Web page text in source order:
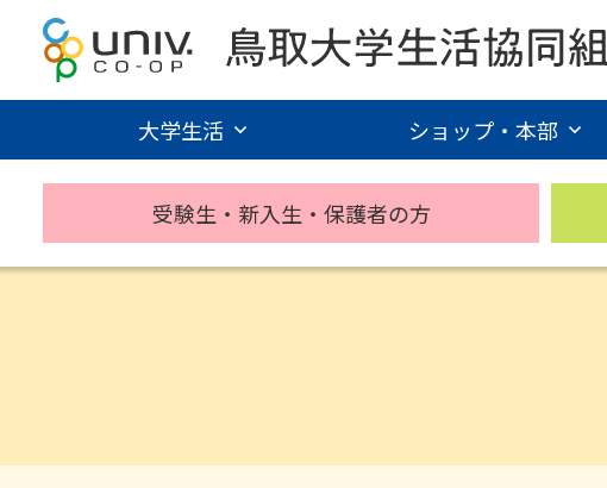
大学生活 ショップ・本部
受験生・新入生・保護者の方